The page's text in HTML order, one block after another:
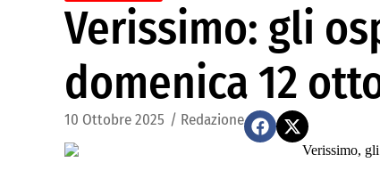
Verissimo: gli
domenica 12
10 Ottobre 2025 / Redazione